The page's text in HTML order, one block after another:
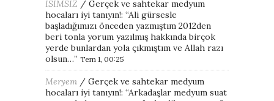
İSİMSİZ / Gerçek ve sahtekar medyum
hocaları iyi tanıyın!: “Ali gürsesle
başladığımızı önceden yazmıştım 2012den
beri tonla yorum yazılmış hakkında birçok
yerde bunlardan yola çıkmıştım ve Allah razı
olsun…” Tem 1, 00:25
Meryem / Gerçek ve sahtekar medyum
hocaları iyi tanıyın!: “Arkadaşlar medyum suat